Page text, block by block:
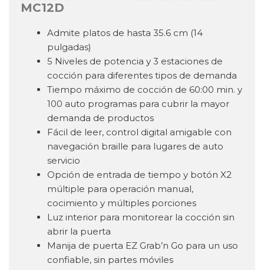
MC12D
Admite platos de hasta 35.6 cm (14
pulgadas)
5 Niveles de potencia y 3 estaciones de
cocción para diferentes tipos de demanda
Tiempo máximo de cocción de 60:00 min. y
100 auto programas para cubrir la mayor
demanda de productos
Fácil de leer, control digital amigable con
navegación braille para lugares de auto
servicio
Opción de entrada de tiempo y botón X2
múltiple para operación manual,
cocimiento y múltiples porciones
Luz interior para monitorear la cocción sin
abrir la puerta
Manija de puerta EZ Grab’n Go para un uso
confiable, sin partes móviles